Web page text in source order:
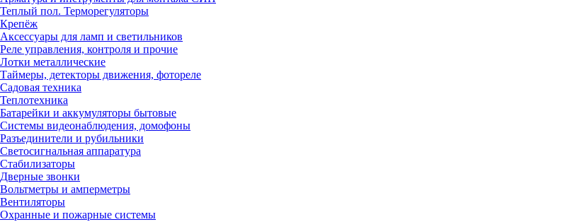
Теплый пол. Терморегуляторы
Крепёж
Аксессуары для ламп и светильников
Реле управления, контроля и прочие
Лотки металлические
Таймеры, детекторы движения, фотореле
Садовая техника
Теплотехника
Батарейки и аккумуляторы бытовые
Системы видеонаблюдения, домофоны
Разъединители и рубильники
Светосигнальная аппаратура
Стабилизаторы
Дверные звонки
Вольтметры и амперметры
Вентиляторы
Охранные и пожарные системы